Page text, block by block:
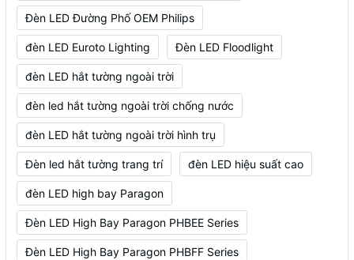
Đèn LED Đường Phố OEM Philips
đèn LED Euroto Lighting Đèn LED Floodlight
đèn LED hắt tường ngoài trời
đèn led hắt tường ngoài trời chống nước
đèn LED hắt tường ngoài trời hình trụ
Đèn led hắt tường trang trí đèn LED hiệu suất cao
đèn LED high bay Paragon
Đèn LED High Bay Paragon PHBEE Series
Đèn LED High Bay Paragon PHBFF Series